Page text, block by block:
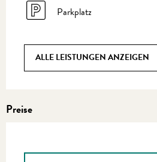
Parkplatz
ALLE LEISTUNGEN ANZEIGEN
Preise